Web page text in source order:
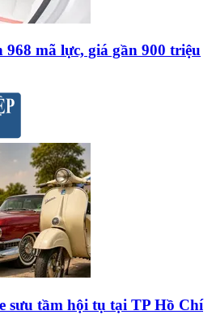
968 mã lực, giá gần 900 triệu
sưu tầm hội tụ tại TP Hồ Chí